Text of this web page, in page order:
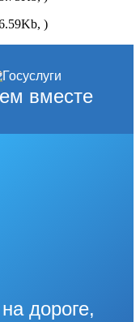
)
вместе
дороге,